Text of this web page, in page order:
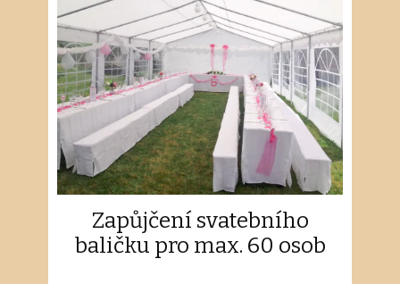
Zapůjčení svatebního
baličku pro max. 60 osob